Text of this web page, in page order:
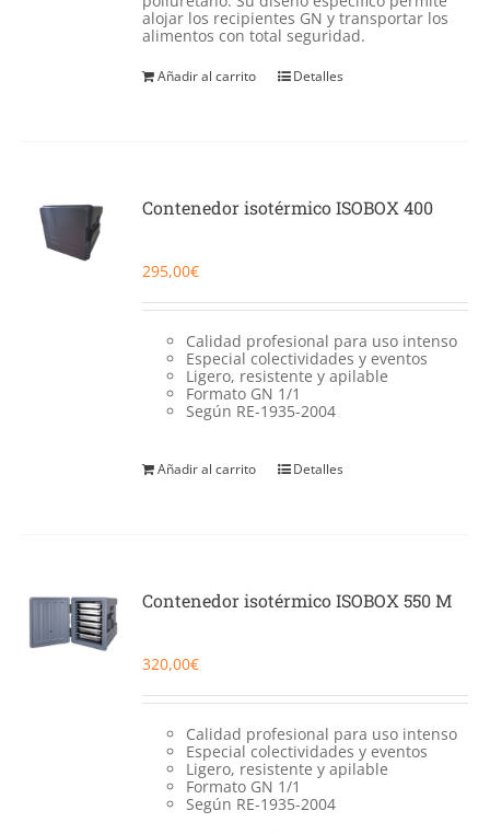
alojar los recipientes GN y transportar los
alimentos con total seguridad.
Añadir al carrito Detalles
Contenedor isotérmico ISOBOX 400
295,00€
Calidad profesional para uso intenso
Especial colectividades y eventos
Ligero, resistente y apilable
Formato GN 1/1
Según RE-1935-2004
Añadir al carrito Detalles
Contenedor isotérmico ISOBOX 550 M
320,00€
Calidad profesional para uso intenso
Especial colectividades y eventos
Ligero, resistente y apilable
Formato GN 1/1
Según RE-1935-2004